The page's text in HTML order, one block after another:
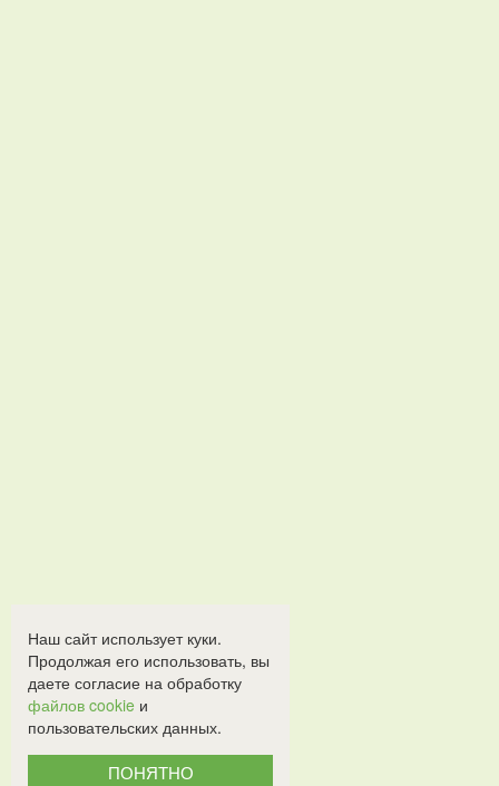
Наш сайт использует куки.
Продолжая его использовать, вы
даете согласие на обработку
файлов cookie и
пользовательских данных.
ПОНЯТНО